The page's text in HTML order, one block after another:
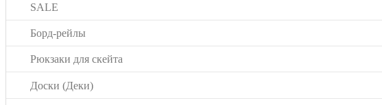
SALE
Борд-рейлы
Рюкзаки для скейта
Доски (Деки)